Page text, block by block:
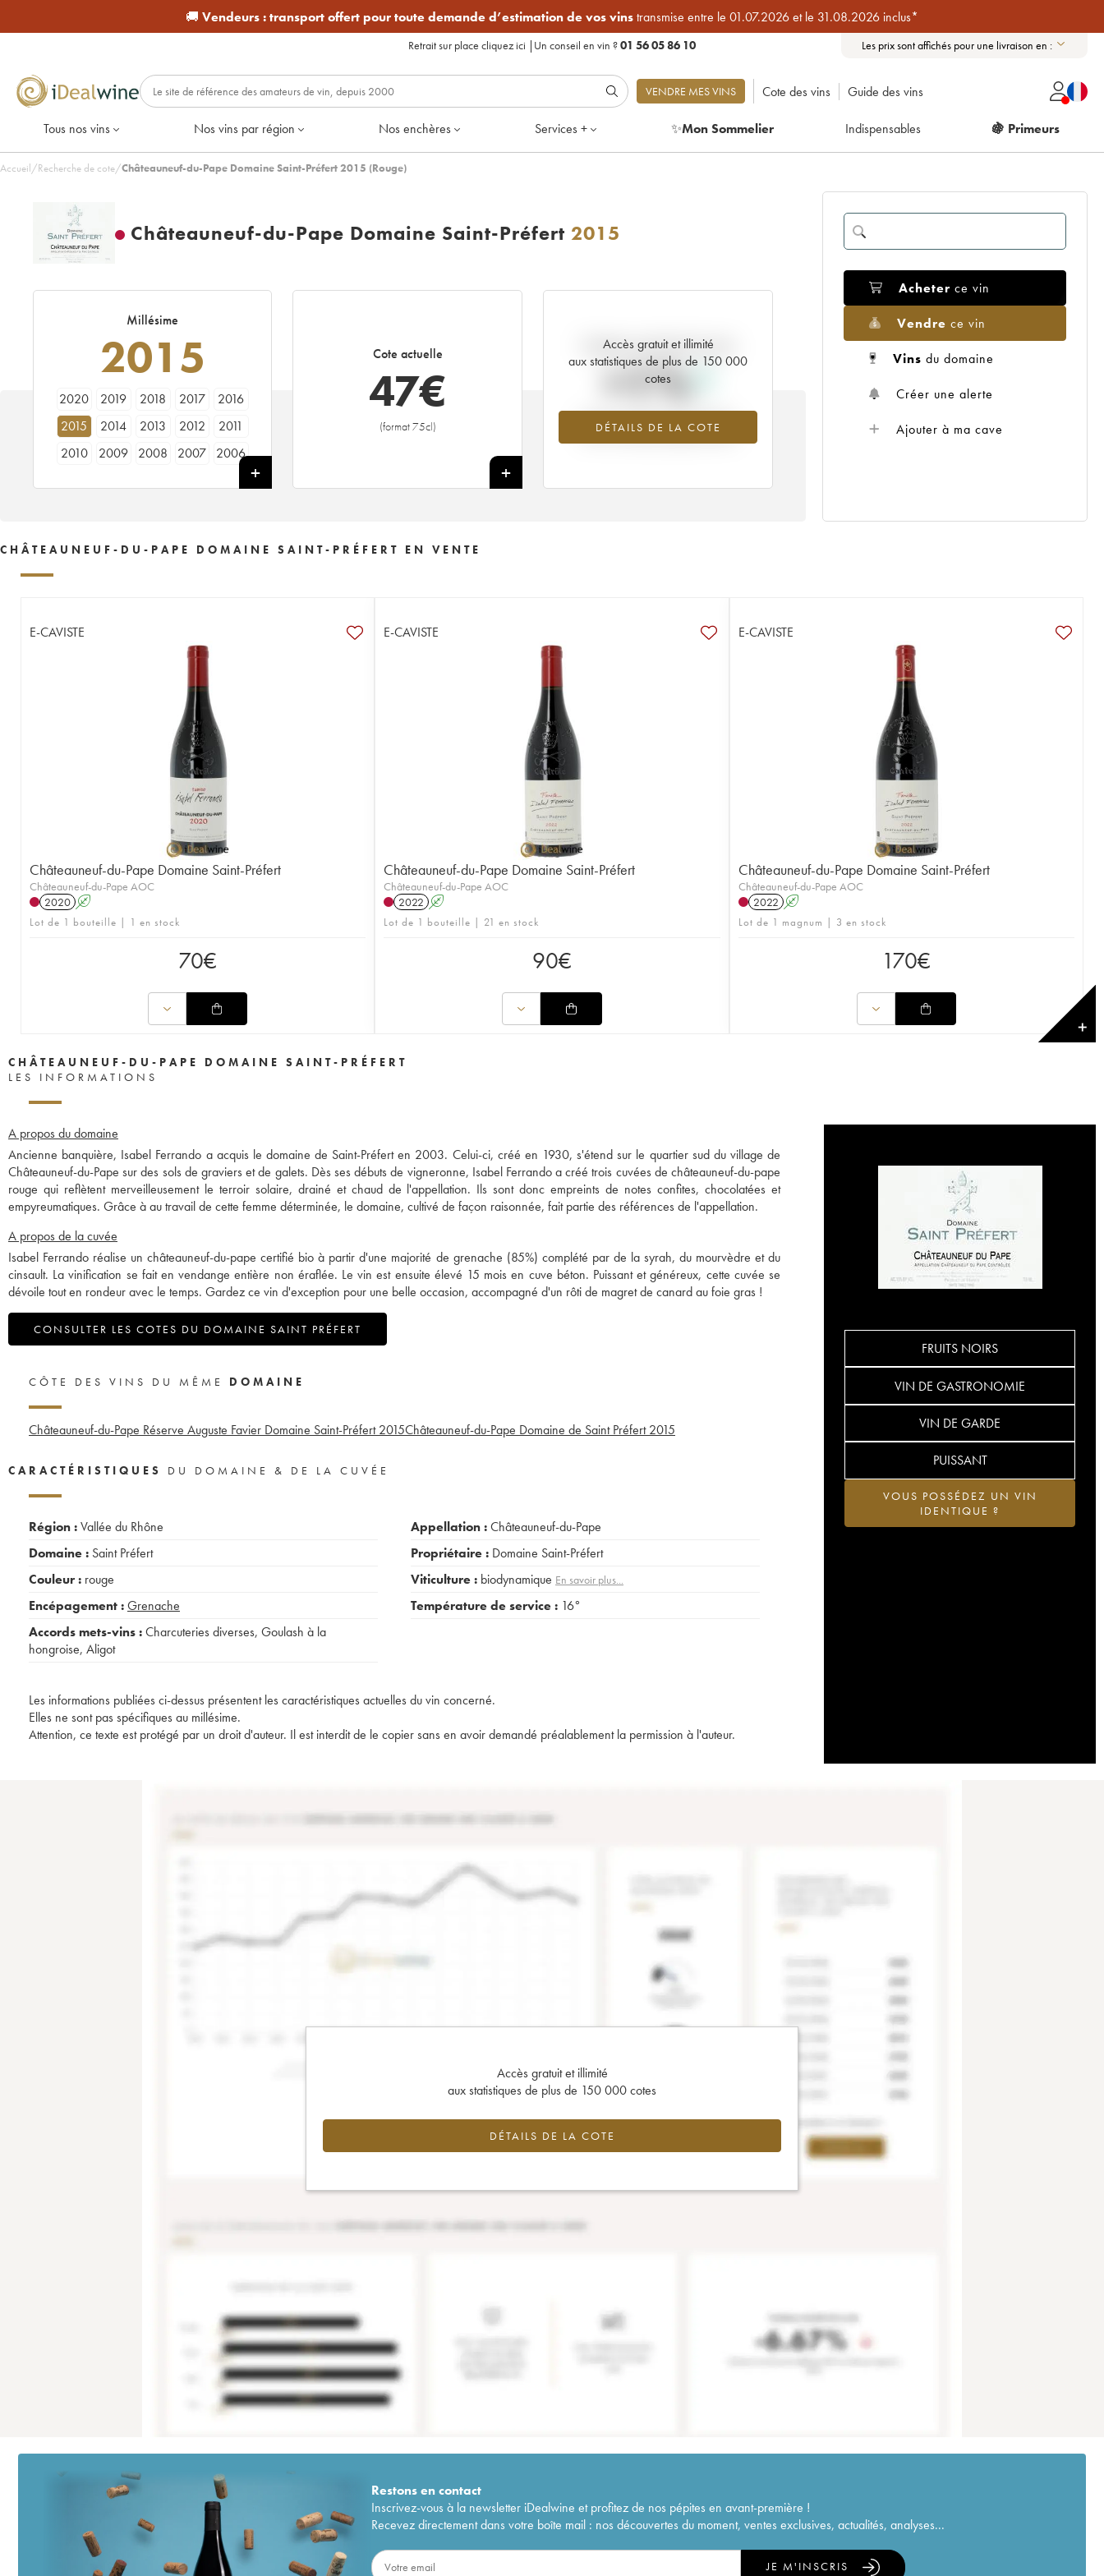
🚚 Vendeurs :transport offert pour toute demande d’estimation de vos vinstransmise entre le 01.07.2026 et le 31.08.2026 inclus*
Retrait sur place cliquez ici | Un conseil en vin ?01 56 05 86 10 Les prix sont affichés pour une livraison en :
VENDRE MES VINS Cote des vins Guide des vins
Tous nos vins Nos vins par région Nos enchères Services + ✨Mon Sommelier Indispensables 🍇 Primeurs
Accueil/Recherche de cote/Châteauneuf-du-Pape Domaine Saint-Préfert 2015 (Rouge)
Châteauneuf-du-Pape Domaine Saint-Préfert 2015
Millésime
2015
2020 2019 2018 2017
2016
2015
2014 2013 2012
2011
2010
2009 2008 2007
2006
Cote actuelle
47€
(format 75cl)
+
Accès gratuit et illimité
aux statistiques de plus de 150 000
cotes
DÉTAILS DE LA COTE
Tendance actuelle de la cote
+1%
Tendance à la hausse du millésime
2015 en 2026 par rapport à 2025
Acheter ce vin
Vendre ce vin
Vins du domaine
Créer une alerte
Ajouter à ma cave
CHÂTEAUNEUF-DU-PAPE DOMAINE SAINT-PRÉFERT EN VENTE
E-CAVISTE
Châteauneuf-du-Pape Domaine Saint-Préfert
Châteauneuf-du-Pape AOC
2020 A
Lot de 1 bouteille | 1 en stock
70€
E-CAVISTE
Châteauneuf-du-Pape Domaine Saint-Préfert
Châteauneuf-du-Pape AOC
2022 A
Lot de 1 bouteille | 21 en stock
90€
E-CAVISTE
Châteauneuf-du-Pape Domaine Saint-Préfert
Châteauneuf-du-Pape AOC
2022 A
Lot de 1 magnum | 3 en stock
170€
✕
CHÂTEAUNEUF-DU-PAPE DOMAINE SAINT-PRÉFERT
LES INFORMATIONS
A propos du domaine
Ancienne banquière, Isabel Ferrando a acquis le domaine de Saint-Préfert en 2003. Celui-ci, créé en 1930, s'étend sur le quartier sud du village de
Châteauneuf-du-Pape sur des sols de graviers et de galets. Dès ses débuts de vigneronne, Isabel Ferrando a créé trois cuvées de châteauneuf-du-pape
rouge qui reflètent merveilleusement le terroir solaire, drainé et chaud de l'appellation. Ils sont donc empreints de notes confites, chocolatées et
empyreumatiques. Grâce à au travail de cette femme déterminée, le domaine, cultivé de façon raisonnée, fait partie des références de l'appellation.
A propos de la cuvée
Isabel Ferrando réalise un châteauneuf-du-pape certifié bio à partir d'une majorité de grenache (85%) complété par de la syrah, du mourvèdre et du
cinsault. La vinification se fait en vendange entière non éraflée. Le vin est ensuite élevé 15 mois en cuve béton. Puissant et généreux, cette cuvée se
dévoile tout en rondeur avec le temps. Gardez ce vin d'exception pour une belle occasion, accompagné d'un rôti de magret de canard au foie gras !
CONSULTER LES COTES DU DOMAINE SAINT PRÉFERT
FRUITS NOIRS
VIN DE GASTRONOMIE
VIN DE GARDE
PUISSANT
VOUS POSSÉDEZ UN VIN
IDENTIQUE ?
CÔTE DES VINS DU MÊME DOMAINE
Châteauneuf-du-Pape Réserve Auguste Favier Domaine Saint-Préfert 2015Châteauneuf-du-Pape Domaine de Saint Préfert 2015
CARACTÉRISTIQUES DU DOMAINE & DE LA CUVÉE
Région :Vallée du Rhône
Domaine : Saint Préfert
Couleur : rouge
Encépagement :Grenache
Accords mets-vins :Charcuteries diverses, Goulash à la
hongroise, Aligot
Appellation :Châteauneuf-du-Pape
Propriétaire : Domaine Saint-Préfert
Viticulture : biodynamique En savoir plus...
Température de service : 16°
Les informations publiées ci-dessus présentent les caractéristiques actuelles du vin concerné.
Elles ne sont pas spécifiques au millésime.
Attention, ce texte est protégé par un droit d'auteur. Il est interdit de le copier sans en avoir demandé préalablement la permission à l'auteur.
Accès gratuit et illimité
aux statistiques de plus de 150 000 cotes
DÉTAILS DE LA COTE
Restons encontact
Inscrivez-vous à la newsletter iDealwine et profitez de nos pépites en avant-première !
Recevez directement dans votre boîte mail : nos découvertes du moment, ventes exclusives, actualités, analyses...
JE M'INSCRIS